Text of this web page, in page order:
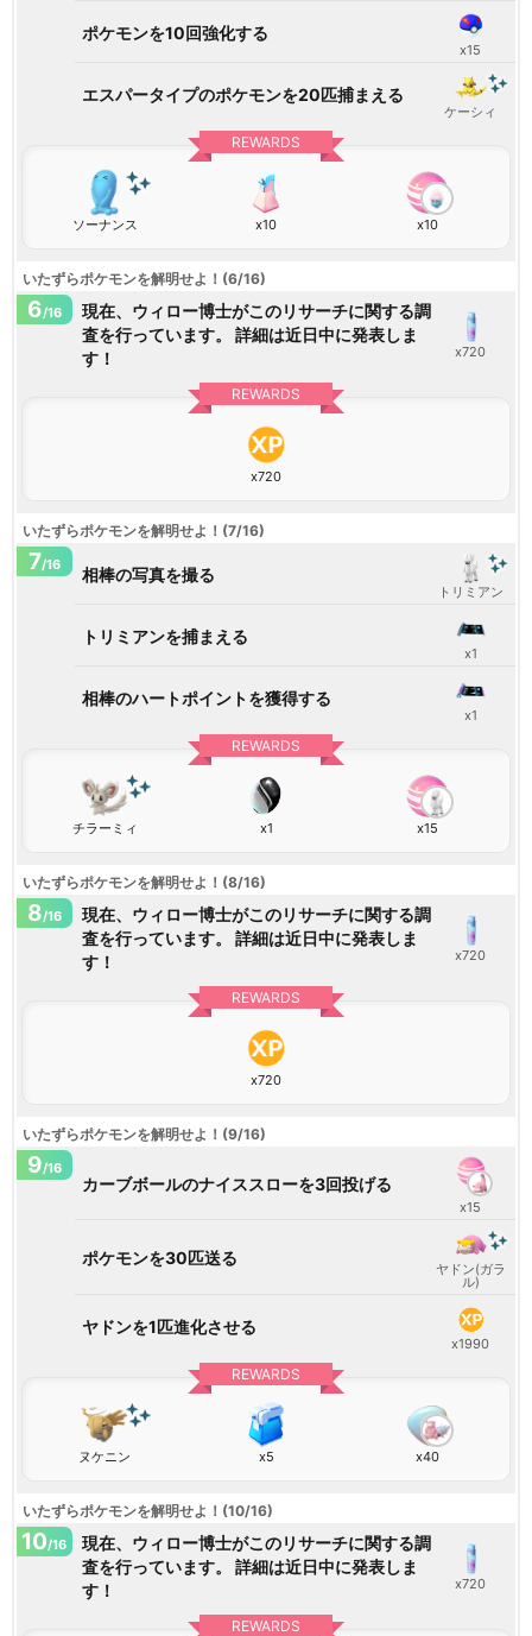
ポケモンを10回強化する
x15
エスパータイプのポケモンを20匹捕まえる
ケーシィ
REWARDS
ソーナンス x10 x10
いたずらポケモンを解明せよ！(6/16)
6/16
現在、ウィロー博士がこのリサーチに関する調
査を行っています。 詳細は近日中に発表しま
す！
x720
REWARDS
x720
いたずらポケモンを解明せよ！(7/16)
7/16 相棒の写真を撮る
トリミアン
トリミアンを捕まえる
x1
相棒のハートポイントを獲得する
x1
REWARDS
チラーミィ x1 x15
いたずらポケモンを解明せよ！(8/16)
8/16
現在、ウィロー博士がこのリサーチに関する調
査を行っています。 詳細は近日中に発表しま
す！
x720
REWARDS
x720
いたずらポケモンを解明せよ！(9/16)
9/16
カーブボールのナイススローを3回投げる
x15
ポケモンを30匹送る
ヤドン(ガラ
ル)
ヤドンを1匹進化させる
x1990
REWARDS
ヌケニン x5 x40
いたずらポケモンを解明せよ！(10/16)
10/16
現在、ウィロー博士がこのリサーチに関する調
査を行っています。 詳細は近日中に発表しま
す！
x720
REWARDS